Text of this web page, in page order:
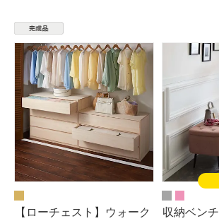
【ローチェスト】ウォーク
収納ベンチ